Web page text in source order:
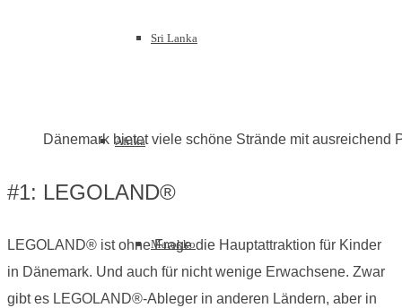
Sri Lanka
Afrika
Marokko
Dänemark bietet viele schöne Strände mit
#1: LEGOLAND®
LEGOLAND® ist ohne Frage die Hauptattraktion für Kinder
in Dänemark. Und auch für nicht wenige Erwachsene. Zwar
gibt es LEGOLAND®-Ableger in anderen Ländern, aber in